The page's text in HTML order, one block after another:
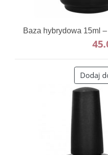
Baza hybrydowa 15ml
Dodaj